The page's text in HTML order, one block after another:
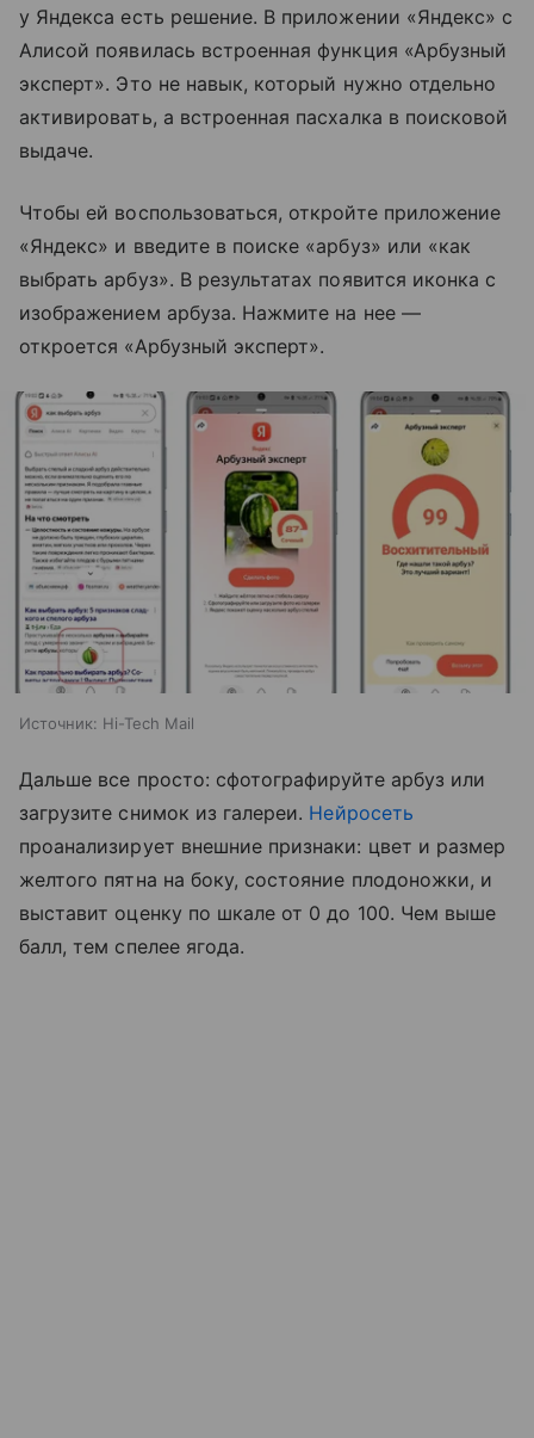
у Яндекса есть решение. В приложении «Яндекс» с
Алисой появилась встроенная функция «Арбузный
эксперт». Это не навык, который нужно отдельно
активировать, а встроенная пасхалка в поисковой
выдаче.
Чтобы ей воспользоваться, откройте приложение
«Яндекс» и введите в поиске «арбуз» или «как
выбрать арбуз». В результатах появится иконка с
изображением арбуза. Нажмите на нее —
откроется «Арбузный эксперт».
Источник: Hi-Tech Mail
Дальше все просто: сфотографируйте арбуз или
загрузите снимок из галереи. Нейросеть
проанализирует внешние признаки: цвет и размер
желтого пятна на боку, состояние плодоножки, и
выставит оценку по шкале от 0 до 100. Чем выше
балл, тем спелее ягода.